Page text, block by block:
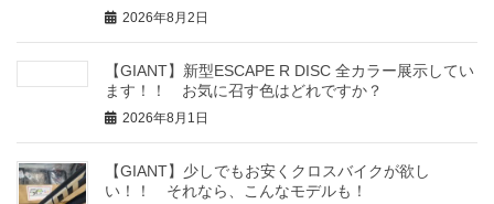
2026年8月2日
【GIANT】新型ESCAPE R DISC 全カラー展示してい
ます！！ お気に召す色はどれですか？
2026年8月1日
【GIANT】少しでもお安くクロスバイクが欲し
い！！ それなら、こんなモデルも！